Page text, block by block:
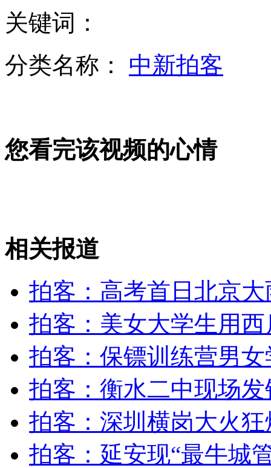
实拍:女子做减肥触电身亡 全身青紫呼吸停止
吉林德惠特大火灾事故17名失联人员全部找到
山西运城恶犬咬伤多人 警民合力深夜将其击毙
女孩北京地铁殴打老人 痛下狠手拳打脚踢
无痛分娩是否安全 医生回应
外交部：反对强权政治霸凌主义
关键词：
分类名称： 中新拍客
您看完该视频的心情
相关报道
拍客：高考首日北京
拍客：美女大学生用
拍客：保镖训练营男
拍客：衡水二中现场
拍客：深圳横岗大火
拍客：延安现“最牛城